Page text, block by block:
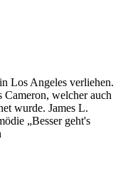
Los Angeles verliehen.
Cameron, welcher auch
wurde. James L.
„Besser geht's